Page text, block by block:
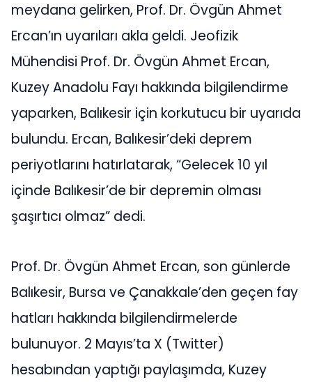
meydana gelirken, Prof. Dr. Övgün Ahmet
Ercan’ın uyarıları akla geldi. Jeofizik
Mühendisi Prof. Dr. Övgün Ahmet Ercan,
Kuzey Anadolu Fayı hakkında bilgilendirme
yaparken, Balıkesir için korkutucu bir uyarıda
bulundu. Ercan, Balıkesir’deki deprem
periyotlarını hatırlatarak, “Gelecek 10 yıl
içinde Balıkesir’de bir depremin olması
şaşırtıcı olmaz” dedi.
Prof. Dr. Övgün Ahmet Ercan, son günlerde
Balıkesir, Bursa ve Çanakkale’den geçen fay
hatları hakkında bilgilendirmelerde
bulunuyor. 2 Mayıs’ta X (Twitter)
hesabından yaptığı paylaşımda, Kuzey